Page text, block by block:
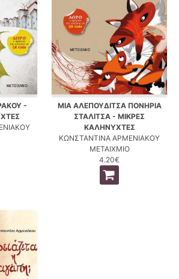
-
ΜΙΑ ΑΛΕΠΟΥΔΙΤΣΑ ΠΟΝΗΡΙΑ
ΣΤΑΛΙΤΣΑ - ΜΙΚΡΕΣ
ΚΑΛΗΝΥΧΤΕΣ
ΚΩΝΣΤΑΝΤΙΝΑ ΑΡΜΕΝΙΑΚΟΥ
ΜΕΤΑΙΧΜΙΟ
4.20€